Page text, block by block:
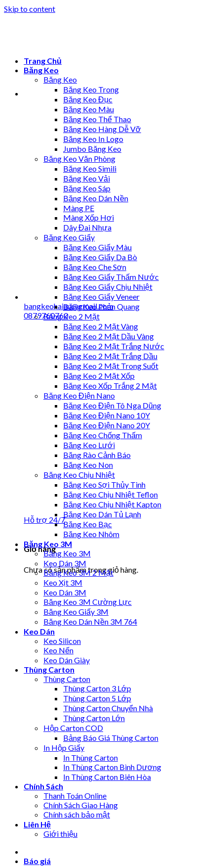
Skip to content
bangkeohaiau@gmail.com
0879760760
Hỗ trợ 24/7
Giỏ hàng
Chưa có sản phẩm trong giỏ hàng.
Trang Chủ
Băng Keo
Băng Keo
Băng Keo Trong
Băng Keo Đục
Băng Keo Màu
Băng Keo Thể Thao
Băng Keo Hàng Dễ Vỡ
Băng Keo In Logo
Jumbo Băng Keo
Băng Keo Văn Phòng
Băng Keo Simili
Băng Keo Vải
Băng Keo Sáp
Băng Keo Dán Nền
Màng PE
Màng Xốp Hơi
Dây Đai Nhựa
Băng Keo Giấy
Băng Keo Giấy Màu
Băng Keo Giấy Da Bò
Băng Keo Che Sơn
Băng Keo Giấy Thấm Nước
Băng Keo Giấy Chịu Nhiệt
Băng Keo Giấy Veneer
Băng Keo Phản Quang
Băng Keo 2 Mặt
Băng Keo 2 Mặt Vàng
Băng Keo 2 Mặt Dầu Vàng
Băng Keo 2 Mặt Trắng Nước
Băng Keo 2 Mặt Trắng Dầu
Băng Keo 2 Mặt Trong Suốt
Băng Keo 2 Mặt Xốp
Băng Keo Xốp Trắng 2 Mặt
Băng Keo Điện Nano
Băng Keo Điện Tô Nga Dũng
Băng Keo Điện Nano 10Y
Băng Keo Điện Nano 20Y
Băng Keo Chống Thấm
Băng Keo Lưới
Băng Rào Cảnh Báo
Băng Keo Non
Băng Keo Chịu Nhiệt
Băng Keo Sợi Thủy Tinh
Băng Keo Chịu Nhiệt Teflon
Băng Keo Chịu Nhiệt Kapton
Băng Keo Dán Tủ Lạnh
Băng Keo Bạc
Băng Keo Nhôm
Băng Keo 3M
Băng Keo 3M
Keo Dán 3M
Băng Keo 3M 2 Mặt
Keo Xịt 3M
Keo Dán 3M
Băng Keo 3M Cường Lực
Băng Keo Giấy 3M
Băng Keo Dán Nền 3M 764
Keo Dán
Keo Silicon
Keo Nến
Keo Dán Giày
Thùng Carton
Thùng Carton
Thùng Carton 3 Lớp
Thùng Carton 5 Lớp
Thùng Carton Chuyển Nhà
Thùng Carton Lớn
Hộp Carton COD
Bảng Báo Giá Thùng Carton
In Hộp Giấy
In Thùng Carton
In Thùng Carton Bình Dương
In Thùng Carton Biên Hòa
Chính Sách
Thanh Toán Online
Chính Sách Giao Hàng
Chính sách bảo mật
Liên Hệ
Giới thiệu
Báo giá